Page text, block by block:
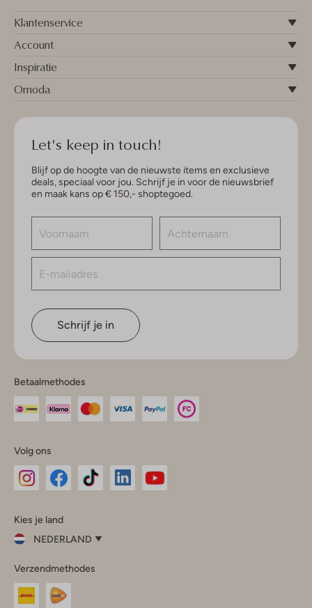
Klantenservice
Account
Inspiratie
Omoda
Let's keep in touch!
Blijf op de hoogte van de nieuwste items en exclusieve
deals, speciaal voor jou. Schrijf je in voor de nieuwsbrief
en maak kans op € 150,- shoptegoed.
Schrijf je in
Betaalmethodes
Volg ons
InstagramFacebook
Kies je land
NEDERLAND
je
land
Nederland
Verzendmethodes